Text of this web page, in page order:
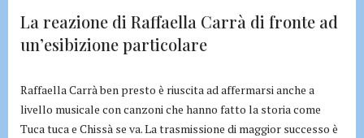
La reazione di Raffaella Carrà di fronte ad
un’esibizione particolare
Raffaella Carrà ben presto è riuscita ad affermarsi anche a
livello musicale con canzoni che hanno fatto la storia come
Tuca tuca e Chissà se va. La trasmissione di maggior successo è